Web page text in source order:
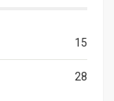
15
28